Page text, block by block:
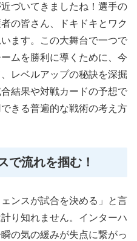
づいてきましたね！選手の
の皆さん、ドキドキとワク
ます。この大舞台で一つで
ムを勝利に導くために、今
レベルアップの秘訣を深掘
結果や対戦カードの予想で
きる普遍的な戦術の考え方
で流れを掴む！
ンスが試合を決める」と言
り知れません。インターハ
の気の緩みが失点に繋がっ